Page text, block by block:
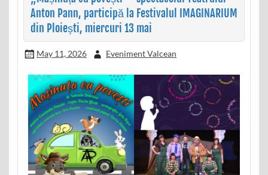
Anton Pann, participă la Festivalul IMAGINARIUM
din Ploiești, miercuri 13 mai
May 11, 2026 Eveniment Valcean